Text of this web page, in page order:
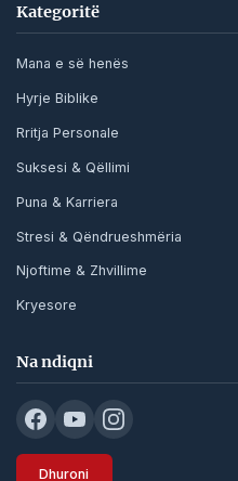
Kategoritë
Mana e së henës
Hyrje Biblike
Rritja Personale
Suksesi & Qëllimi
Puna & Karriera
Stresi & Qëndrueshmëria
Njoftime & Zhvillime
Kryesore
Na ndiqni
Dhuroni